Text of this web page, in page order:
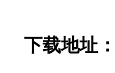
下载地址：